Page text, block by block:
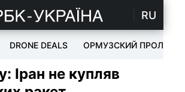
RU
DRONE DEALS ОРМУЗСКИЙ ПРОЛИВ
Іран не купляв